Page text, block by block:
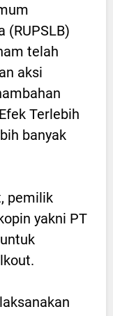
(RUPSLB)
telah
aksi
Terlebih
banyak
pemilik
yakni PT